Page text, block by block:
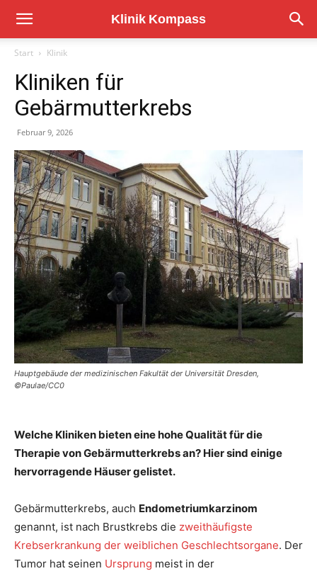
Start Klinik
Kliniken für
Gebärmutterkrebs
Februar 9, 2026
Hauptgebäude der medizinischen Fakultät der Universität Dresden,
©Paulae/CC0
Welche Kliniken bieten eine hohe Qualität für die
Therapie von Gebärmutterkrebs an? Hier sind einige
hervorragende Häuser gelistet.
Gebärmutterkrebs, auch Endometriumkarzinom
genannt, ist nach Brustkrebs die zweithäufigste
Krebserkrankung der weiblichen Geschlechtsorgane. Der
Tumor hat seinen Ursprung meist in der